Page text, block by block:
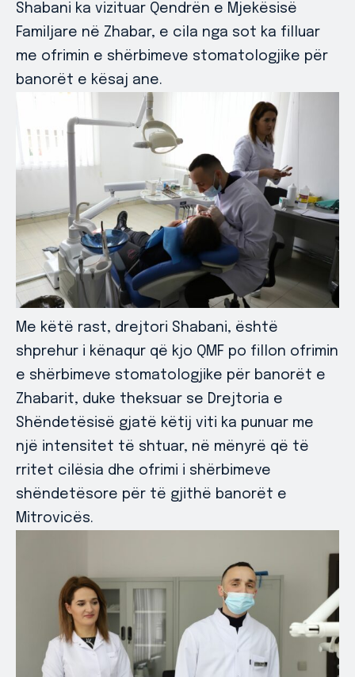
Shabani ka vizituar Qendrën e Mjekësisë
Familjare në Zhabar, e cila nga sot ka filluar
me ofrimin e shërbimeve stomatologjike për
banorët e kësaj ane.
Me këtë rast, drejtori Shabani, është
shprehur i kënaqur që kjo QMF po fillon ofrimin
e shërbimeve stomatologjike për banorët e
Zhabarit, duke theksuar se Drejtoria e
Shëndetësisë gjatë këtij viti ka punuar me
një intensitet të shtuar, në mënyrë që të
rritet cilësia dhe ofrimi i shërbimeve
shëndetësore për të gjithë banorët e
Mitrovicës.